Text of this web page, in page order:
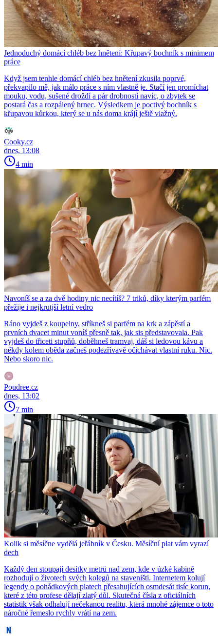
Jednoduchý domácí chléb bez hnětení: Křupavý bochník s minimem
práce
Když jsem tenhle domácí chléb bez hnětení zkusila poprvé,
překvapilo mě, jak málo práce s ním vlastně je. Stačí jen promíchat
mouku, vodu, sušené droždí a pár drobností navíc, o zbytek se
postará čas a rozpálený hrnec. Výsledkem je poctivý bochník s
křupavou kůrkou, který se u nás doma krájí ještě vlažný.
Cooky.cz
dnes, 13:08
4 min
Navoníš se a za dvě hodiny nic necítíš? 7 triků, díky kterým parfém
přežije i nejkrutjší letní vedro
Ráno vyjdeš z koupelny, stříkneš si parfém na krk a zápěstí a
prvních dvacet minut voníš přesně tak, jak sis představovala. Pak
vyjdeš do třiceti stupňů, doběhneš tramvaj, dáš si ledovou kávu a
někdy kolem oběda začneš podezřívavě očichávat vlastní ruku. Nic.
Nebo skoro nic.
Poudree.cz
dnes, 13:02
7 min
Kolik si měsíčne vydělá jeřábník v Česku. Měsíční plat vám vyrazí
dech
Každý den stoupají desítky metrů nad zem, kde v úzké kabině
rozhodují o životech svých kolegů na staveništi. Internetem kolují
legendy o pohádkových platech přesahujících osmdesát tisíc korun,
které z této profese dělají zlatý důl. Skutečná čísla z oficiálních
statistik však odhalují nečekanou realitu, která mnohé zájemce o toto
náročné řemeslo rychly vrátí na zem.